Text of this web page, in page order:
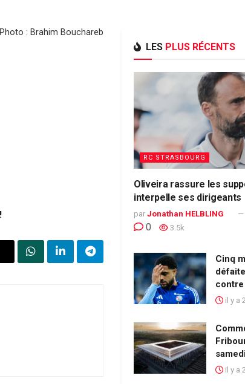
: Brahim Bouchareb
LES PLUS RÉCENTS
RC STRASBOURG
Oliveira rassure les
interpelle ses dirigeants
par Jonathan HELBLING
0 3.5k
Cinq
il y a
il y a